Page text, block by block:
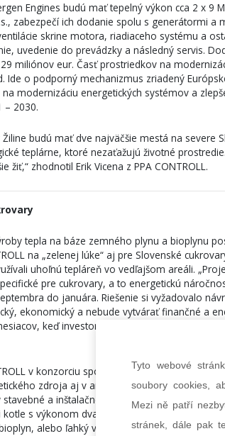
Engines budú mať tepelný výkon cca 2 x 9
zabezpečí ich dodanie spolu s generátormi
skrine motora, riadiaceho systému a
uvedenie do prevádzky a následný servis.
miliónov eur. Časť prostriedkov na
Ide o podporný mechanizmus zriadený
modernizáciu energetických systémov a
– 2030.
Žiline budú mať dve najväčšie mestá na severe
teplárne, ktoré nezaťažujú životné
žiť,“ zhodnotil Erik Vicena z PPA CONTROLL.
tepla na báze zemného plynu a bioplynu
na „zelenej lúke“ aj pre Slovenské
uhoľnú tepláreň vo vedľajšom areáli.
pre cukrovary, a to energetickú
do januára. Riešenie si vyžadovalo
ekonomický a nebude vytvárať finančné a
keď investor nepotrebuje energiu na
v konzorciu spoločne s ČEZ Energetické
zdroja aj v areáli cukrovaru v Opave.
a inštalačné práce vrátane kompletnej
s výkonom dvakrát 27 tp/hod a jedenkrát 4
alebo ľahký vykurovací olej.
Tyto webové
soubory cookies,
Mezi ně patří
stránek, dále pak